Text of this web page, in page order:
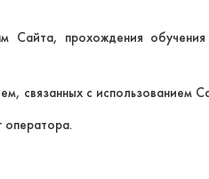
Сайта, прохождения
связанных с использованием
оператора.